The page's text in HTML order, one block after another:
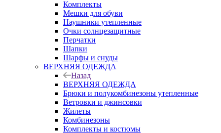
Комплекты
Мешки для обуви
Наушники утепленные
Очки солнцезащитные
Перчатки
Шапки
Шарфы и снуды
ВЕРХНЯЯ ОДЕЖДА
Назад
ВЕРХНЯЯ ОДЕЖДА
Брюки и полукомбинезоны утепленные
Ветровки и джинсовки
Жилеты
Комбинезоны
Комплекты и костюмы